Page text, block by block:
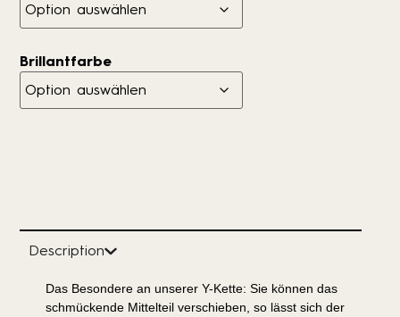
Brillantfarbe
Description
Das Besondere an unserer Y-Kette: Sie können das
schmückende Mittelteil verschieben, so lässt sich der